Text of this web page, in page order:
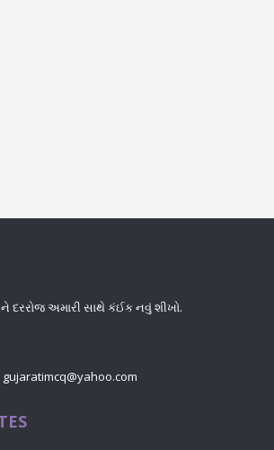
દરરોજ અમારી સાથે કંઈક નવું શીખો.